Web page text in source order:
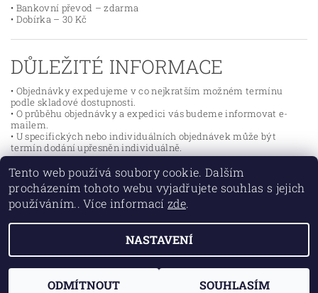
• Bankovní převod – zdarma
• Dobírka – 30 Kč
DŮLEŽITÉ INFORMACE
• Objednávky expedujeme v co nejkratším možném termínu
podle skladové dostupnosti.
• O průběhu objednávky a expedici vás budeme informovat e-
mailem.
• U specifických nebo individuálních objednávek může být
termín dodání upřesněn individuálně.
Lokality
2026 ©DIESEL SERVIS ŘÍČANY, všechna práva vyhrazena
Vytvořil Shoptet
Tento web používá soubory cookie. Dalším
procházením tohoto webu vyjadřujete souhlas s jejich
používáním.. Více informací zde.
NASTAVENÍ
ODMÍTNOUT SOUHLASÍM